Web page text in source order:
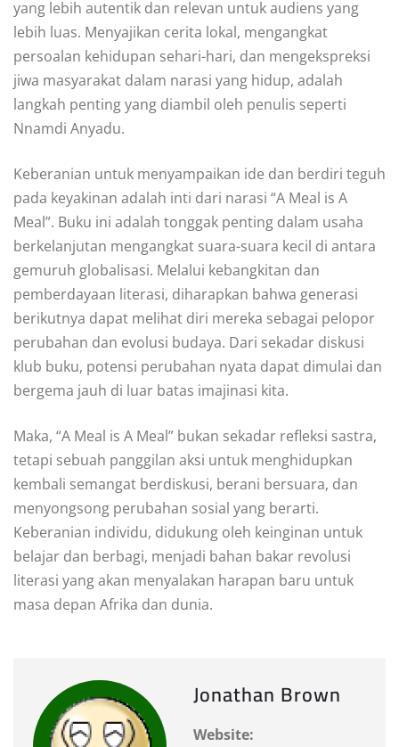
yang lebih autentik dan relevan untuk audiens yang
lebih luas. Menyajikan cerita lokal, mengangkat
persoalan kehidupan sehari-hari, dan mengekspreksi
jiwa masyarakat dalam narasi yang hidup, adalah
langkah penting yang diambil oleh penulis seperti
Nnamdi Anyadu.
Keberanian untuk menyampaikan ide dan berdiri teguh
pada keyakinan adalah inti dari narasi “A Meal is A
Meal”. Buku ini adalah tonggak penting dalam usaha
berkelanjutan mengangkat suara-suara kecil di antara
gemuruh globalisasi. Melalui kebangkitan dan
pemberdayaan literasi, diharapkan bahwa generasi
berikutnya dapat melihat diri mereka sebagai pelopor
perubahan dan evolusi budaya. Dari sekadar diskusi
klub buku, potensi perubahan nyata dapat dimulai dan
bergema jauh di luar batas imajinasi kita.
Maka, “A Meal is A Meal” bukan sekadar refleksi sastra,
tetapi sebuah panggilan aksi untuk menghidupkan
kembali semangat berdiskusi, berani bersuara, dan
menyongsong perubahan sosial yang berarti.
Keberanian individu, didukung oleh keinginan untuk
belajar dan berbagi, menjadi bahan bakar revolusi
literasi yang akan menyalakan harapan baru untuk
masa depan Afrika dan dunia.
Jonathan Brown
Website: